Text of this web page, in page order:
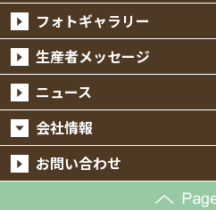
フォトギャラリー
生産者メッセージ
ニュース
会社情報
お問い合わせ